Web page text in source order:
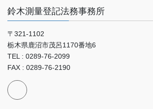
鈴木測量登記法務事務所
〒321-1102
栃木県鹿沼市茂呂1170番地6
TEL : 0289-76-2099
FAX : 0289-76-2190